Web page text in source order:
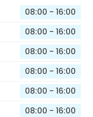
08:00 - 16:00
08:00 - 16:00
08:00 - 16:00
08:00 - 16:00
08:00 - 16:00
08:00 - 16:00